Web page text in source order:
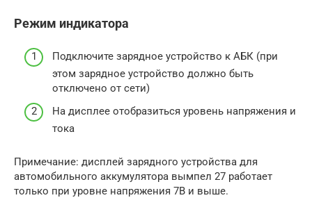
Режим индикатора
Подключите зарядное устройство к АБК (при
этом зарядное устройство должно быть
отключено от сети)
На дисплее отобразиться уровень напряжения и
тока
Примечание: дисплей зарядного устройства для
автомобильного аккумулятора вымпел 27 работает
только при уровне напряжения 7В и выше.